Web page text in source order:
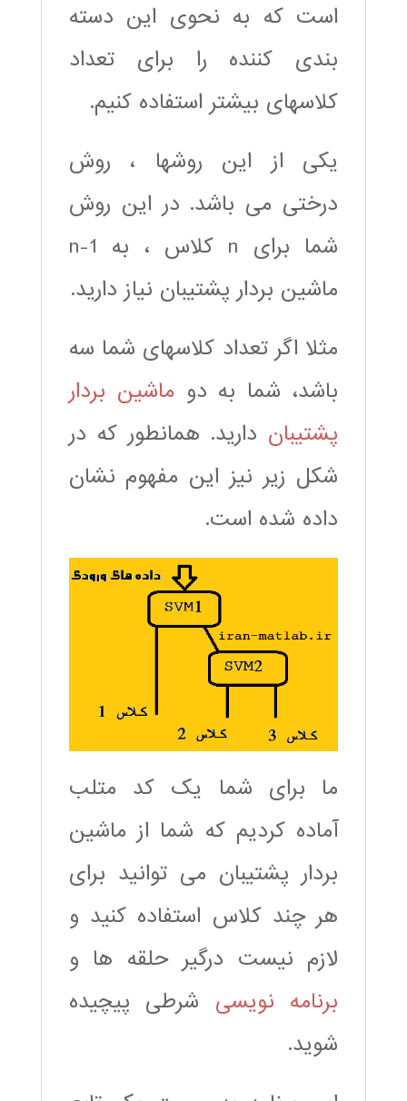
است که به نحوی این دسته
بندی کننده را برای تعداد
کلاسهای بیشتر استفاده کنیم.
یکی از این روشها ، روش
درختی می باشد. در این روش
شما برای n کلاس ، به n-1
ماشین بردار پشتیبان نیاز دارید.
مثلا اگر تعداد کلاسهای شما سه
باشد، شما به دو ماشین بردار
پشتیبان دارید. همانطور که در
شکل زیر نیز این مفهوم نشان
داده شده است.
ما برای شما یک کد متلب
آماده کردیم که شما از ماشین
بردار پشتیبان می توانید برای
هر چند کلاس استفاده کنید و
لازم نیست درگیر حلقه ها و
برنامه نویسی شرطی پیچیده
شوید.